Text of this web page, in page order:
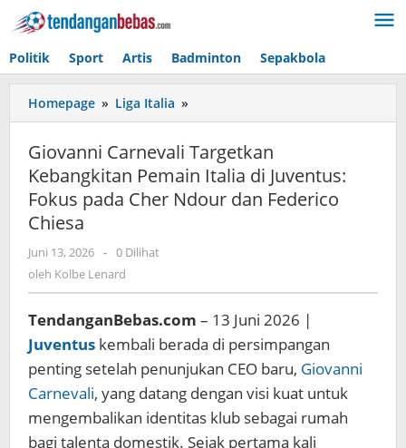
Lewati
ke
Politik Sport Artis Badminton Sepakbola
Homepage » Liga Italia »
Carnevali
Targetkan
Kebangkitan
Pemain
Italia
Cher
Ndour
dan
Federico
Chiesa
Giovanni Carnevali Targetkan
Kebangkitan Pemain Italia di Juventus:
Fokus pada Cher Ndour dan Federico
Chiesa
Juni 13, 2026 oleh
Kolbe
- 0 Dilihat
oleh Kolbe Lenard
TendanganBebas.com – 13 Juni 2026 |
Juventus kembali berada di persimpangan
penting setelah penunjukan CEO baru, Giovanni
Carnevali, yang datang dengan visi kuat untuk
mengembalikan identitas klub sebagai rumah
bagi talenta domestik. Sejak pertama kali